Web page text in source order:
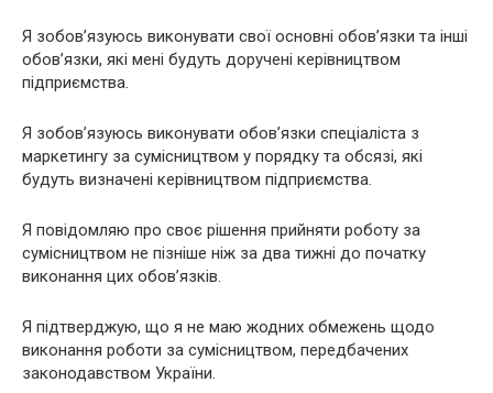
Я зобов’язуюсь виконувати свої основні обов’язки та інші
обов’язки, які мені будуть доручені керівництвом
підприємства.
Я зобов’язуюсь виконувати обов’язки спеціаліста з
маркетингу за сумісництвом у порядку та обсязі, які
будуть визначені керівництвом підприємства.
Я повідомляю про своє рішення прийняти роботу за
сумісництвом не пізніше ніж за два тижні до початку
виконання цих обов’язків.
Я підтверджую, що я не маю жодних обмежень щодо
виконання роботи за сумісництвом, передбачених
законодавством України.